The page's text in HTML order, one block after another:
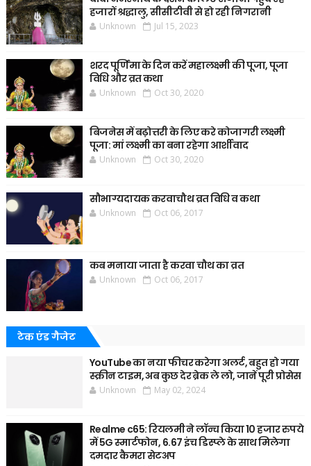
हजारों श्रद्धालु, सीसीटीवी से हो रही निगरानी
Unknown Jul 15, 2023
शरद पूर्णिमा के दिन करें महालक्ष्मी की पूजा, पूजा
विधि और व्रत कथा
Unknown Oct 30, 2020
बिजनेस में बढ़ोत्तरी के लिए करे कोजागरी लक्ष्मी
पूजा: मां लक्ष्मी का बना रहेगा आर्शीवाद
Unknown Oct 30, 2020
सौभाग्यदायक करवाचौथ व्रत विधि व कथा
Unknown Oct 06, 2017
कब मनाया जाता है करवा चौथ का व्रत
Unknown Oct 06, 2017
टेक एंड गैजेट
YouTube का नया फीचर करेगा अलर्ट, बहुत हो गया
स्क्रीन टाइम, अब कुछ देर ब्रेक ले लो, जानें पूरी प्रोसेस
Unknown May 02, 2024
Realme c65: रियलमी ने लॉन्च किया 10 हजार रुपये
में 5G स्मार्टफोन, 6.67 इंच डिस्प्ले के साथ मिलेगा
दमदार कैमरा सेटअप